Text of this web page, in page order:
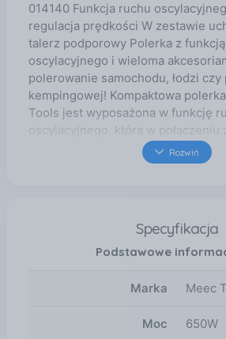
014140 Funkcja ruchu
regulacja prędkości W zestawie
talerz podporowy Polerka z
oscylacyjnego i wieloma
polerowanie samochodu, łodzi
kempingowej! Kompaktowa
Tools jest wyposażona w funkcję
oscylacyjnego, która w połączeniu
znacząco usprawnia pracę. Funkcja
oscylacyjnego Średnica tarczy
polerowaniu. Bezstopniowa
Regulowana prędkość obrotowa w
do materiału i etapu pracy. Wiele
uchwytem typu D i talerzem
Rozwiń
Specyfikacja
Podstawowe
Marka Meec
Moc 650W